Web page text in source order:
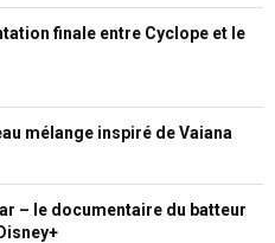
finale entre Cyclope et le
mélange inspiré de Vaiana
– le documentaire du batteur